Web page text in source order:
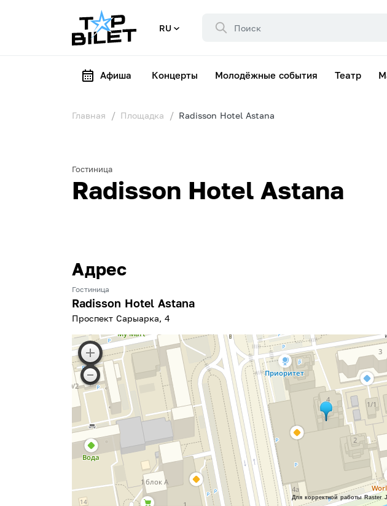
RU
Афиша Концерты Молодёжные события Театр
Главная Площадка Radisson Hotel Astana
Гостиница
Radisson Hotel Astana
Адрес
Гостиница
Radisson Hotel Astana
Проспект Сарыарка, 4
Для корректной работы